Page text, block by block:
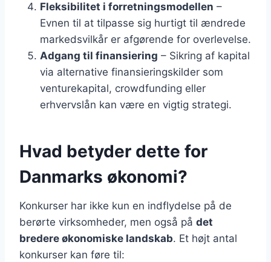
Fleksibilitet i forretningsmodellen –
Evnen til at tilpasse sig hurtigt til ændrede
markedsvilkår er afgørende for overlevelse.
Adgang til finansiering – Sikring af kapital
via alternative finansieringskilder som
venturekapital, crowdfunding eller
erhvervslån kan være en vigtig strategi.
Hvad betyder dette for
Danmarks økonomi?
Konkurser har ikke kun en indflydelse på de
berørte virksomheder, men også på det
bredere økonomiske landskab. Et højt antal
konkurser kan føre til: